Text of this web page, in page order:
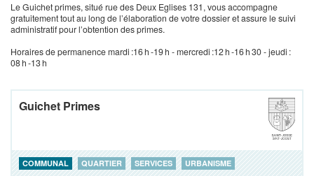
Le Guichet primes, situé rue des Deux Eglises 131, vous accompagne
gratuitement tout au long de l’élaboration de votre dossier et assure le suivi
administratif pour l’obtention des primes.
Horaires de permanence mardi :16 h -19 h - mercredi :12 h -16 h 30 - jeudi :
08 h -13 h
Guichet Primes
COMMUNAL QUARTIER SERVICES URBANISME